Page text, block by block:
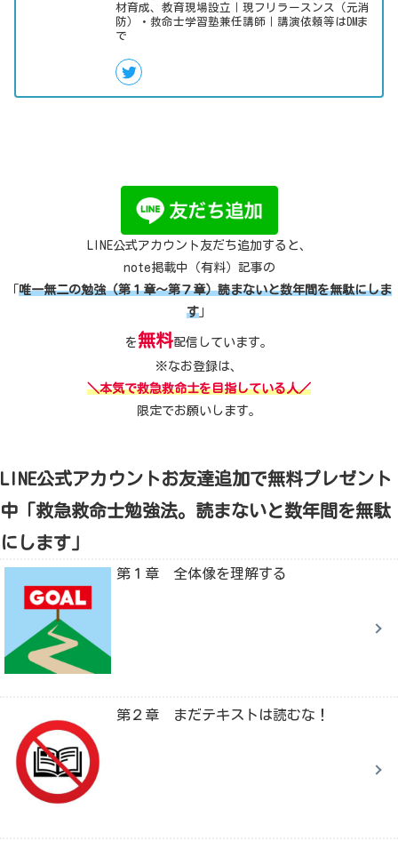
材育成、教育現場設立｜現フリラースンス（元消
防）・救命士学習塾兼任講師｜講演依頼等はDMま
で
LINE公式アカウント友だち追加すると、
note掲載中（有料）記事の
唯一無二の勉強（第１章～第７章）読まないと数年間を無駄にしま
す
を無料配信しています。
※なお登録は、
＼本気で救急救命士を目指している人／
限定でお願いします。
LINE公式アカウントお友達追加で無料プレゼント
中「救急救命士勉強法。読まないと数年間を無駄
にします」
第１章 全体像を理解する
第２章 まだテキストは読むな！